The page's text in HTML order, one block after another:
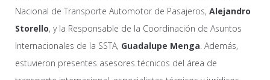
Nacional de Transporte Automotor de Pasajeros, Alejandro
Storello, y la Responsable de la Coordinación de Asuntos
Internacionales de la SSTA, Guadalupe Menga. Además,
estuvieron presentes asesores técnicos del área de